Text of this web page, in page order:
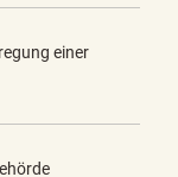
einer